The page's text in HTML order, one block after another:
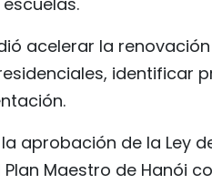
acelerar la
identificar
aprobación de la Ley
Maestro de Hanói